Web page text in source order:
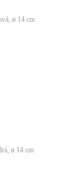
ø 14 cm
ø 14 cm